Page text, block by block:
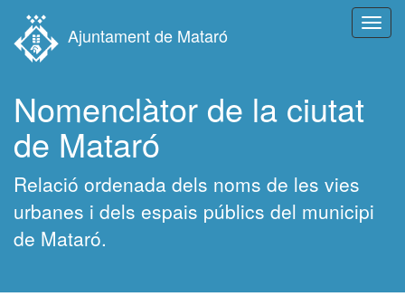
Ajuntament de Mataró
Nomenclàtor de la ciutat
de Mataró
Relació ordenada dels noms de les vies
urbanes i dels espais públics del municipi
de Mataró.